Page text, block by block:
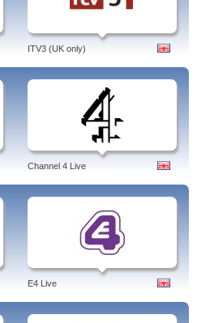
ITV3 (UK only)
Channel 4 Live
E4 Live